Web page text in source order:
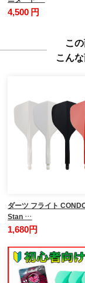
4,500 円
こ
こん
ダーツ フライト
Stan …
1,680円